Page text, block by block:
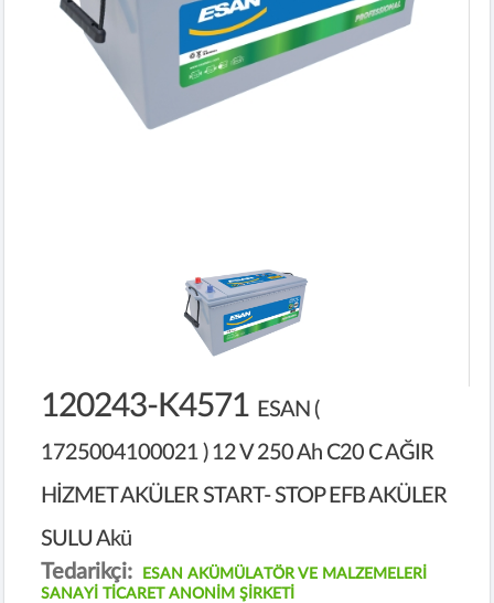
120243-K4571 ESAN (
1725004100021 ) 12 V 250 Ah C20 C AĞIR
HİZMET AKÜLER START- STOP EFB AKÜLER
SULU Akü
Tedarikçi:
ESAN AKÜMÜLATÖR VE MALZEMELERİ
SANAYİ TİCARET ANONİM ŞİRKETİ